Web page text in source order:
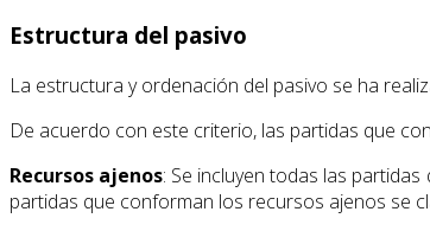
Estructura del pasivo
La estructura y ordenación del pasivo se ha
De acuerdo con este criterio, las partidas que
Recursos ajenos: Se incluyen todas las
partidas que conforman los recursos ajenos se